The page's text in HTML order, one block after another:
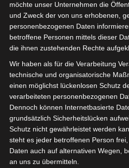
Für Elektrofachkräfte
zur jährlichen
möchte unser Unternehmen die
und Zweck der von uns erhobenen,
personenbezogenen Daten
betroffene Personen mittels dieser
die ihnen zustehenden Rechte
Wir haben als für die Verarbeitung
technische und organisatorische
einen möglichst lückenlosen Schutz
verarbeiteten personenbezogenen
Dennoch können Internetbasierte
grundsätzlich Sicherheitslücken
Schutz nicht gewährleistet werden
steht es jeder betroffenen Person
Daten auch auf alternativen Wegen,
an uns zu übermitteln.